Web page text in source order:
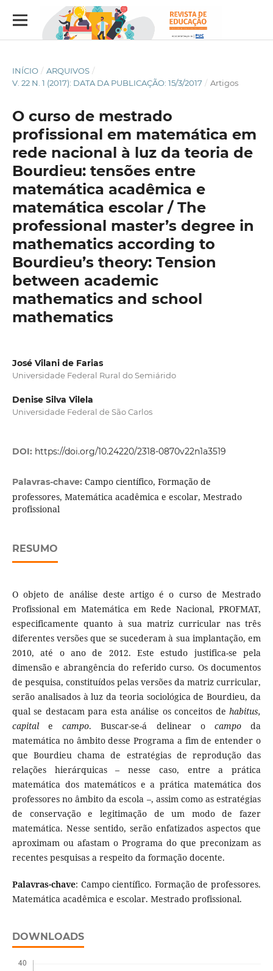
INÍCIO / ARQUIVOS /
V. 22 N. 1 (2017): DATA DA PUBLICAÇÃO: 15/3/2017 / Artigos
O curso de mestrado
profissional em matemática em
rede nacional à luz da teoria de
Bourdieu: tensões entre
matemática acadêmica e
matemática escolar / The
professional master’s degree in
mathematics according to
Bourdieu’s theory: Tension
between academic
mathematics and school
mathematics
José Vilani de Farias
Universidade Federal Rural do Semiárido
Denise Silva Vilela
Universidade Federal de São Carlos
DOI: https://doi.org/10.24220/2318-0870v22n1a3519
Palavras-chave: Campo científico, Formação de
professores, Matemática acadêmica e escolar, Mestrado
profissional
RESUMO
O objeto de análise deste artigo é o curso de Mestrado
Profissional em Matemática em Rede Nacional, PROFMAT,
especificamente quanto à sua matriz curricular nas três
diferentes versões que se sucederam à sua implantação, em
2010, até o ano de 2012. Este estudo justifica-se pela
dimensão e abrangência do referido curso. Os documentos
de pesquisa, constituídos pelas versões da matriz curricular,
serão analisados à luz da teoria sociológica de Bourdieu, da
qual se destacam para esta análise os conceitos dehabitus,
capitalecampo. Buscar-se-á delinear o campoda
matemática no âmbito desse Programa a fim de entender o
que Bourdieu chama de estratégias de reprodução das
relações hierárquicas – nesse caso, entre a prática
matemática dos matemáticos e a prática matemática dos
professores no âmbito da escola –, assim como as estratégias
de conservação e legitimação de um modo de fazer
matemática. Nesse sentido, serão enfatizados aspectos que
aproximam ou afastam o Programa do que preconizam as
recentes pesquisas a respeito da formação docente.
Palavras-chave: Campo científico. Formação de professores.
Matemática acadêmica e escolar. Mestrado profissional.
DOWNLOADS